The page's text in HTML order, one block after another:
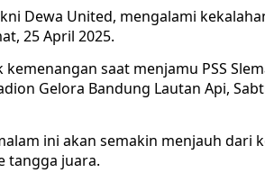
Dewa United, mengalami
25 April 2025.
saat menjamu PSS
Gelora Bandung Lautan Api,
ini akan semakin menjauh dari
tangga juara.